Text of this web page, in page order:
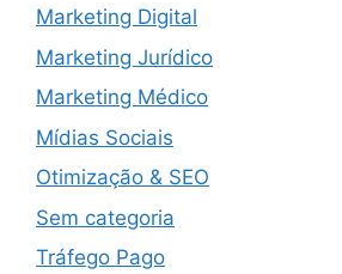
Marketing Digital
Marketing Jurídico
Marketing Médico
Mídias Sociais
Otimização & SEO
Sem categoria
Tráfego Pago